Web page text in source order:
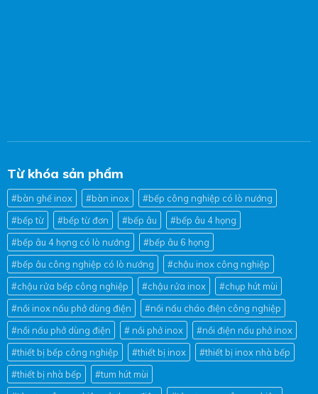
Từ khóa sản phẩm
#bàn ghế inox #bàn inox
#bếp công nghiệp có lò nướng
#bếp từ
#bếp từ đơn #bếp âu
#bếp âu 4 họng
#bếp âu 4 họng có lò nướng
#bếp âu 6 họng
#bếp âu công nghiệp có lò nướng
#chậu inox công nghiệp
#chậu rửa bếp công nghiệp
#chậu rửa inox
#chụp hút mùi
#nồi inox nấu phở dùng điện
#nồi nấu cháo điện công nghiệp
#nồi nấu phở dùng điện
# nồi phở inox
#nồi điện nấu phở inox
#thiết bị bếp công nghiệp
#thiết bị inox
#thiết bị inox nhà bếp
#thiết bị nhà bếp
#tum hút mùi